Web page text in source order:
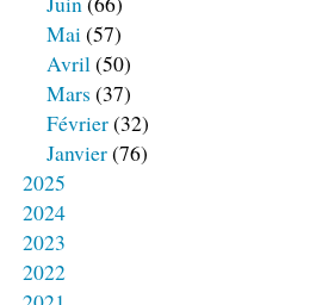
Mai(57)
Avril(50)
Mars (37)
Février(32)
Janvier(76)
2025
2024
2023
2022